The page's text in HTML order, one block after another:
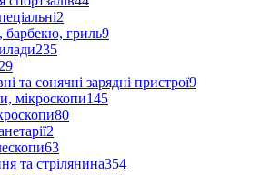
2
барбекю, гриль9
235
та сонячні зарядні пристрої9
мікроскопи145
80
2
63
та стрілянина354